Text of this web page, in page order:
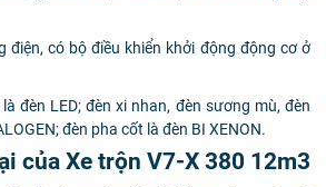
điện, có bộ điều khiển khởi động động cơ ở
đèn LED; đèn xi nhan, đèn sương mù, đèn
đèn pha cốt là đèn BI XENON.
của Xe trộn V7-X 380 12m3